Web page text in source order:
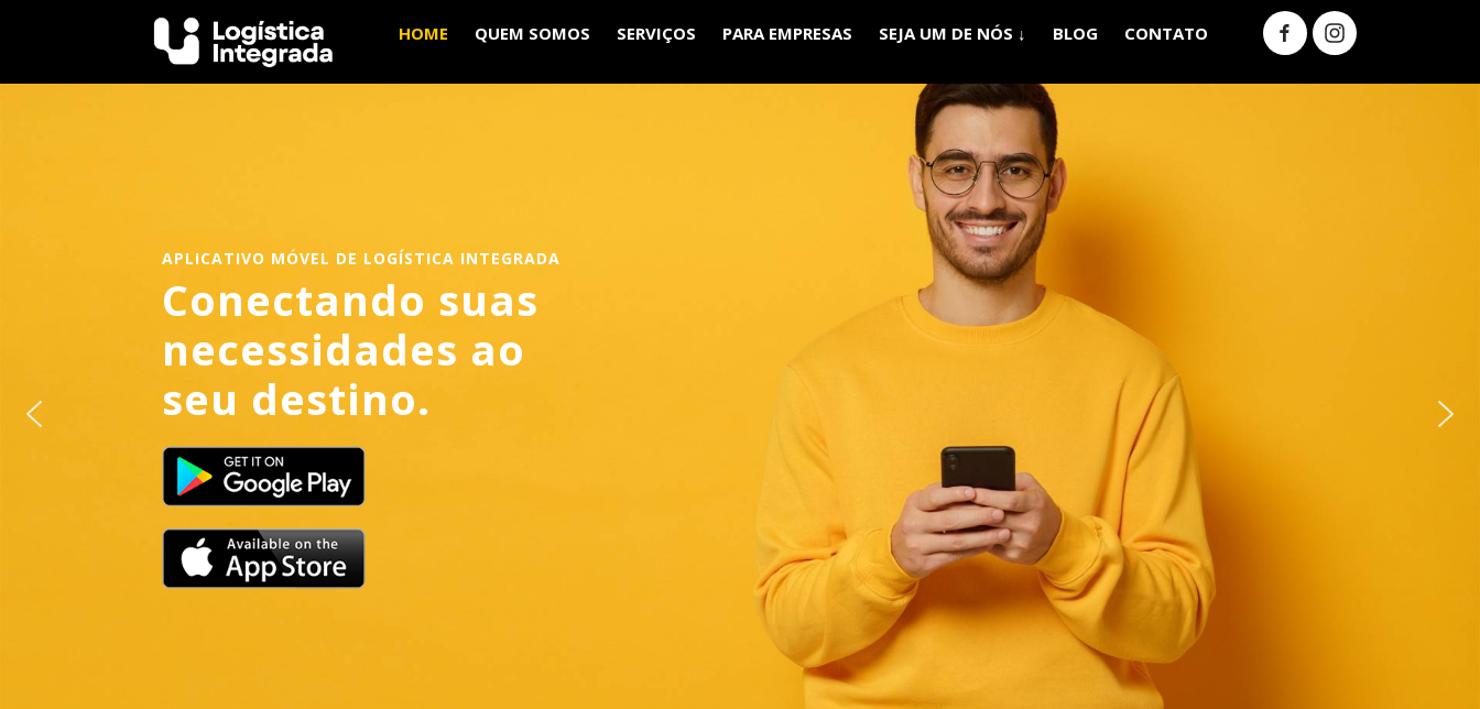
HOME QUEM SOMOS SERVIÇOS PARA EMPRESAS SEJA UM DE NÓS ↓ BLOG CONTATO
APLICATIVO MÓVEL DE LOGÍSTICA INTEGRADA
Conectando suas
necessidades ao
seu destino.